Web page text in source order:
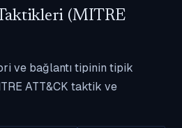
(MITRE
ve bağlantı tipinin tipik
ATT&CK taktik ve